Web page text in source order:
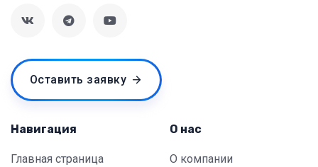
Оставить заявку
Навигация
Главная страница
О нас
О компании